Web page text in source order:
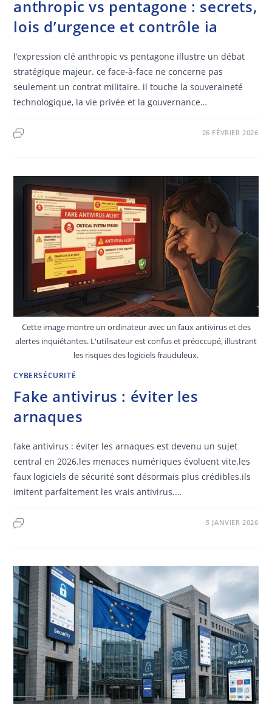
anthropic vs pentagone : secrets,
lois d’urgence et contrôle ia
l’expression clé anthropic vs pentagone illustre un débat
stratégique majeur. ce face-à-face ne concerne pas
seulement un contrat militaire. il touche la souveraineté
technologique, la vie privée et la gouvernance…
26 FÉVRIER 2026
Cette image montre un ordinateur avec un faux antivirus et des
alertes inquiétantes. L'utilisateur est confus et préoccupé, illustrant
les risques des logiciels frauduleux.
CYBERSÉCURITÉ
Fake antivirus : éviter les
arnaques
fake antivirus : éviter les arnaques est devenu un sujet
central en 2026.les menaces numériques évoluent vite.les
faux logiciels de sécurité sont désormais plus crédibles.ils
imitent parfaitement les vrais antivirus.…
5 JANVIER 2026